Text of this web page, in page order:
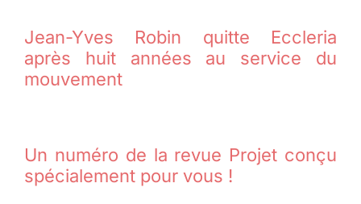
Jean-Yves Robin quitte Eccleria
après huit années au service du
mouvement
Un numéro de la revue Projet conçu
spécialement pour vous !